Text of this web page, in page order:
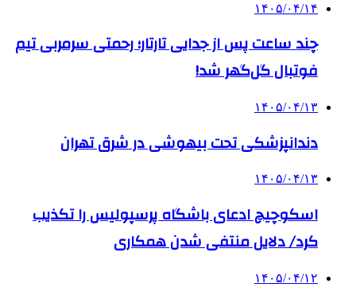
۱۴۰۵/۰۴/۱۴
چند ساعت پس از جدایی تارتار؛ رحمتی سرمربی تیم
فوتبال گل‌گهر شد!
۱۴۰۵/۰۴/۱۳
دندانپزشکی تحت بیهوشی در شرق تهران
۱۴۰۵/۰۴/۱۳
اسکوچیچ ادعای باشگاه پرسپولیس را تکذیب
کرد/ دلایل منتفی شدن همکاری
۱۴۰۵/۰۴/۱۲